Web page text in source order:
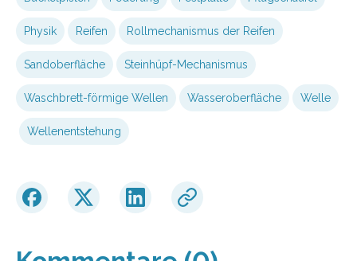
Physik Reifen Rollmechanismus der Reifen
Sandoberfläche Steinhüpf-Mechanismus
Waschbrett-förmige Wellen Wasseroberfläche Welle
Wellenentstehung